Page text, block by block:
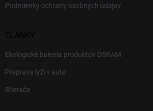
Podmienky ochrany osobných údajov
Ekologické balenia produktov OSRAM
Preprava lyží v aute
Stierače